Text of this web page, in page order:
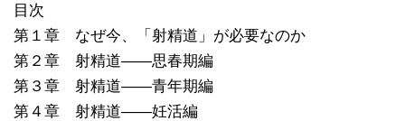
目次
第１章 なぜ今、「射精道」が必要なのか
第２章 射精道――思春期編
第３章 射精道――青年期編
第４章 射精道――妊活編